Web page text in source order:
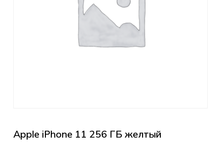
Apple iPhone 11 256 ГБ желтый